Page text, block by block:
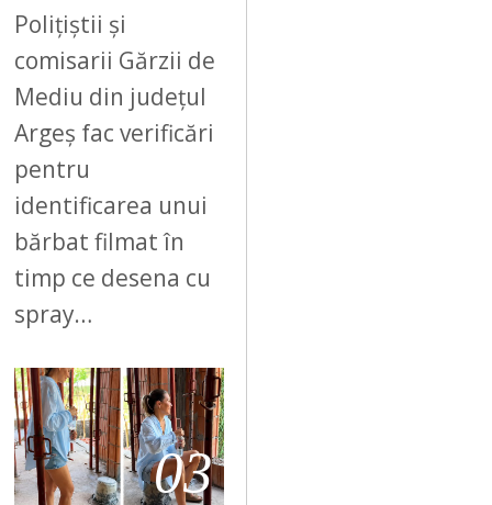
Polițiștii și
comisarii Gărzii de
Mediu din județul
Argeș fac verificări
pentru
identificarea unui
bărbat filmat în
timp ce desena cu
spray…
03